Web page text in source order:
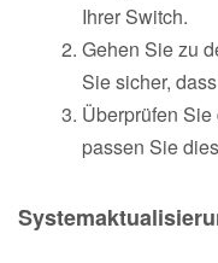
Ihrer Switch.
Gehen Sie zu
Sie sicher,
Überprüfen
passen Sie